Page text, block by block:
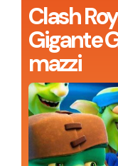
Clash
Gigante
mazzi